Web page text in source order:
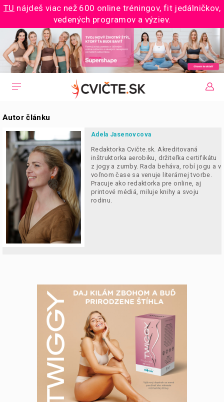
TU nájdeš viac než 600 online tréningov, fit jedálničkov,
vedených programov a výziev.
Autor článku
Adela Jasenovcova
Redaktorka Cvičte.sk. Akreditovaná
inštruktorka aerobiku, držiteľka certifikátu
z jogy a zumby. Rada beháva, robí jogu a v
voľnom čase sa venuje literárnej tvorbe.
Pracuje ako redaktorka pre online, aj
printové médiá, miluje knihy a svoju
rodinu.